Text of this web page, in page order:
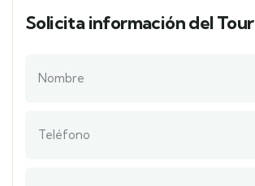
Solicita información del Tour